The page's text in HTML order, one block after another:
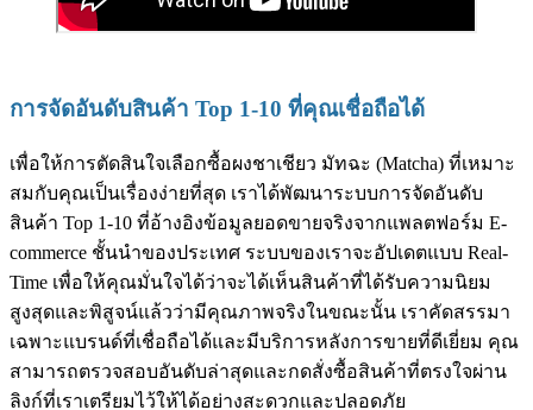
การจัดอันดับสินค้า Top 1-10 ที่คุณเชื่อถือได้
เพื่อให้การตัดสินใจเลือกซื้อผงชาเชียว มัทฉะ (Matcha) ที่เหมาะ
สมกับคุณเป็นเรื่องง่ายที่สุด เราได้พัฒนาระบบการจัดอันดับ
สินค้า Top 1-10 ที่อ้างอิงข้อมูลยอดขายจริงจากแพลตฟอร์ม E-
commerce ชั้นนำของประเทศ ระบบของเราจะอัปเดตแบบ Real-
Time เพื่อให้คุณมั่นใจได้ว่าจะได้เห็นสินค้าที่ได้รับความนิยม
สูงสุดและพิสูจน์แล้วว่ามีคุณภาพจริงในขณะนั้น เราคัดสรรมา
เฉพาะแบรนด์ที่เชื่อถือได้และมีบริการหลังการขายที่ดีเยี่ยม คุณ
สามารถตรวจสอบอันดับล่าสุดและกดสั่งซื้อสินค้าที่ตรงใจผ่าน
ลิงก์ที่เราเตรียมไว้ให้ได้อย่างสะดวกและปลอดภัย